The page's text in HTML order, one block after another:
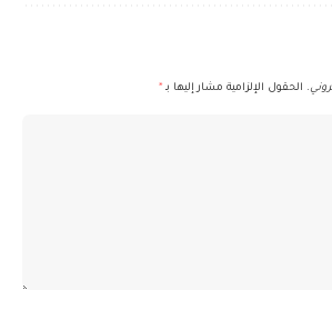
الحقول الإلزامية مشار إليها بـ *